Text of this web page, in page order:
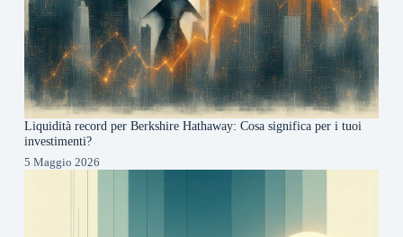
Liquidità record per Berkshire Hathaway: Cosa significa per i tuoi
investimenti?
5 Maggio 2026